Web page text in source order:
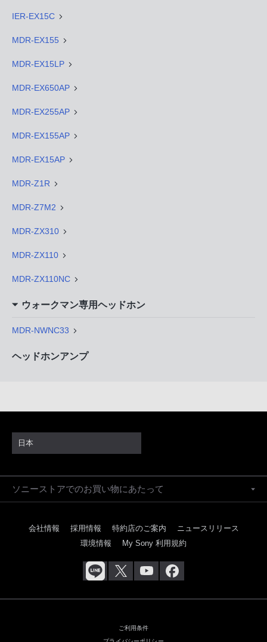
IER-EX15C
MDR-EX155
MDR-EX15LP
MDR-EX650AP
MDR-EX255AP
MDR-EX155AP
MDR-EX15AP
MDR-Z1R
MDR-Z7M2
MDR-ZX310
MDR-ZX110
MDR-ZX110NC
ウォークマン専用ヘッドホン
MDR-NWNC33
ヘッドホンアンプ
日本
ソニーストアでのお買い物にあたって
会社情報 採用情報 特約店のご案内
ニュースリリース
環境情報
My Sony 利用規約
ご利用条件